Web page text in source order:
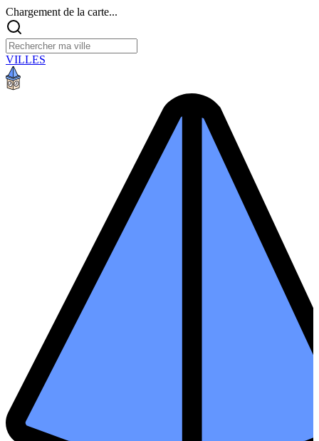
Chargement de la carte...
VILLES